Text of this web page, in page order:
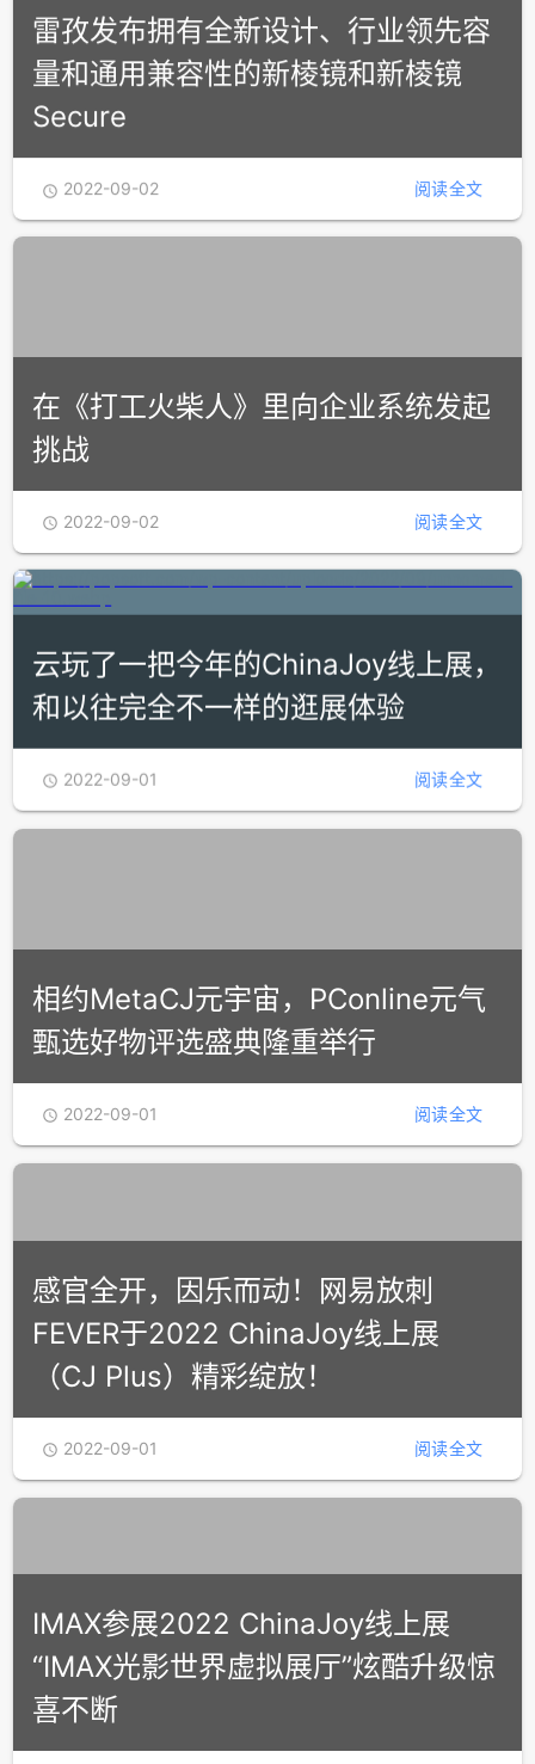
雷孜发布拥有全新设计、行业领先容
量和通用兼容性的新棱镜和新棱镜
Secure
 2022-09-02 阅读全文
在《打工火柴人》里向企业系统发起
挑战
2022-09-02 阅读全文
云玩了一把今年的ChinaJoy线上展，
和以往完全不一样的逛展体验
 2022-09-01 阅读全文
相约MetaCJ元宇宙，PConline元气
甄选好物评选盛典隆重举行
 2022-09-01 阅读全文
感官全开，因乐而动！网易放刺
FEVER于2022 ChinaJoy线上展
（CJ Plus）精彩绽放！
“IMAX光影世界虚拟展厅”炫酷升级惊
喜不断
2022-09-01